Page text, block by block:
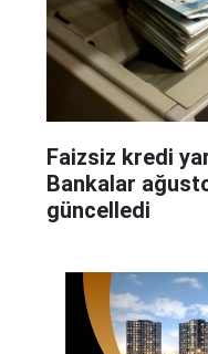
Faizsiz kredi
Bankalar
güncelledi